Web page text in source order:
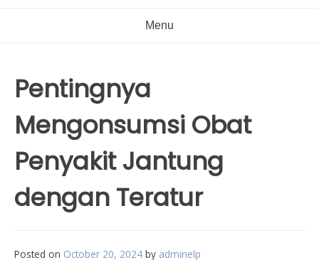
Menu
Pentingnya
Mengonsumsi Obat
Penyakit Jantung
dengan Teratur
Posted on October 20, 2024 by adminelp